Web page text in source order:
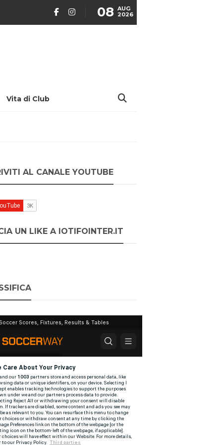
08 AUG
2026
Vita di Club
AL CANALE YOUTUBE
UN LIKE A IOTIFOINTER.IT